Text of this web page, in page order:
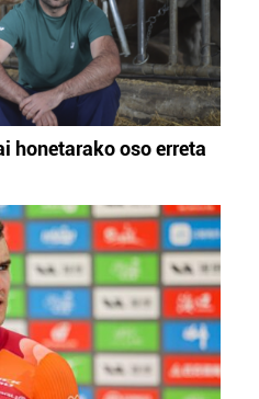
honetarako oso erreta